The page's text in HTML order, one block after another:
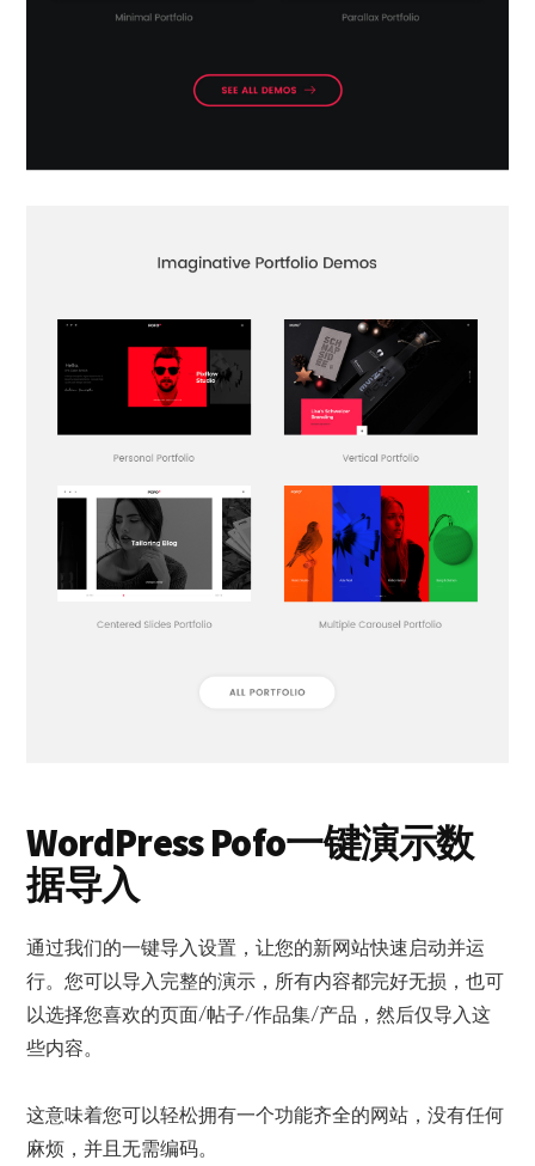
WordPress Pofo一键演示数
据导入
通过我们的一键导入设置，让您的新网站快速启动并运
行。您可以导入完整的演示，所有内容都完好无损，也可
以选择您喜欢的页面/帖子/作品集/产品，然后仅导入这
些内容。
这意味着您可以轻松拥有一个功能齐全的网站，没有任何
麻烦，并且无需编码。